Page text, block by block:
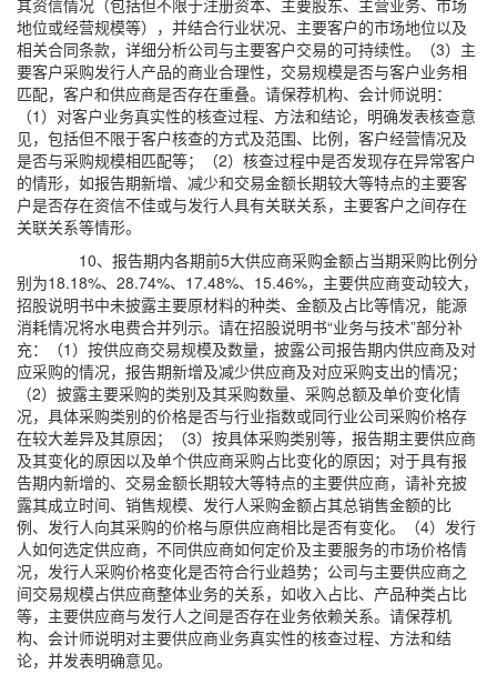
其资信情况（包括但不限于注册资本、主要股东、主营业务、市场
地位或经营规模等），并结合行业状况、主要客户的市场地位以及
相关合同条款，详细分析公司与主要客户交易的可持续性。（3）主
要客户采购发行人产品的商业合理性，交易规模是否与客户业务相
匹配，客户和供应商是否存在重叠。请保荐机构、会计师说明：
（1）对客户业务真实性的核查过程、方法和结论，明确发表核查意
见，包括但不限于客户核查的方式及范围、比例，客户经营情况及
是否与采购规模相匹配等；（2）核查过程中是否发现存在异常客户
的情形，如报告期新增、减少和交易金额长期较大等特点的主要客
户是否存在资信不佳或与发行人具有关联关系，主要客户之间存在
关联关系等情形。
10、报告期内各期前5大供应商采购金额占当期采购比例分
别为18.18%、28.74%、17.48%、15.46%，主要供应商变动较大，
招股说明书中未披露主要原材料的种类、金额及占比等情况，能源
消耗情况将水电费合并列示。请在招股说明书“业务与技术”部分补
充：（1）按供应商交易规模及数量，披露公司报告期内供应商及对
应采购的情况，报告期新增及减少供应商及对应采购支出的情况；
（2）披露主要采购的类别及其采购数量、采购总额及单价变化情
况，具体采购类别的价格是否与行业指数或同行业公司采购价格存
在较大差异及其原因；（3）按具体采购类别等，报告期主要供应商
及其变化的原因以及单个供应商采购占比变化的原因；对于具有报
告期内新增的、交易金额长期较大等特点的主要供应商，请补充披
露其成立时间、销售规模、发行人采购金额占其总销售金额的比
例、发行人向其采购的价格与原供应商相比是否有变化。（4）发行
人如何选定供应商，不同供应商如何定价及主要服务的市场价格情
况，发行人采购价格变化是否符合行业趋势；公司与主要供应商之
间交易规模占供应商整体业务的关系，如收入占比、产品种类占比
等，主要供应商与发行人之间是否存在业务依赖关系。请保荐机
构、会计师说明对主要供应商业务真实性的核查过程、方法和结
论，并发表明确意见。